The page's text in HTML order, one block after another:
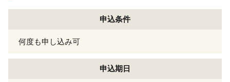
申込条件
何度も申し込み可
申込期日